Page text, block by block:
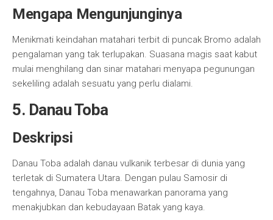
Mengapa Mengunjunginya
Menikmati keindahan matahari terbit di puncak Bromo adalah
pengalaman yang tak terlupakan. Suasana magis saat kabut
mulai menghilang dan sinar matahari menyapa pegunungan
sekeliling adalah sesuatu yang perlu dialami.
5. Danau Toba
Deskripsi
Danau Toba adalah danau vulkanik terbesar di dunia yang
terletak di Sumatera Utara. Dengan pulau Samosir di
tengahnya, Danau Toba menawarkan panorama yang
menakjubkan dan kebudayaan Batak yang kaya.